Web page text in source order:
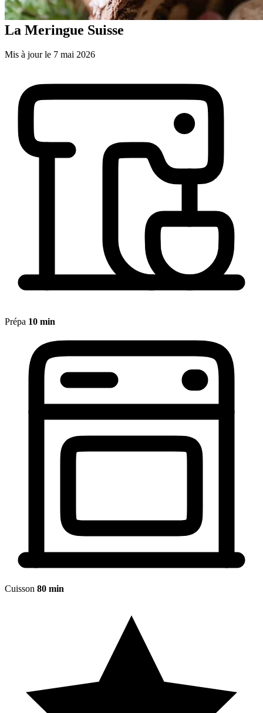
La Meringue Suisse
Mis à jour le 7 mai 2026
Prépa 10 min
Cuisson 80 min